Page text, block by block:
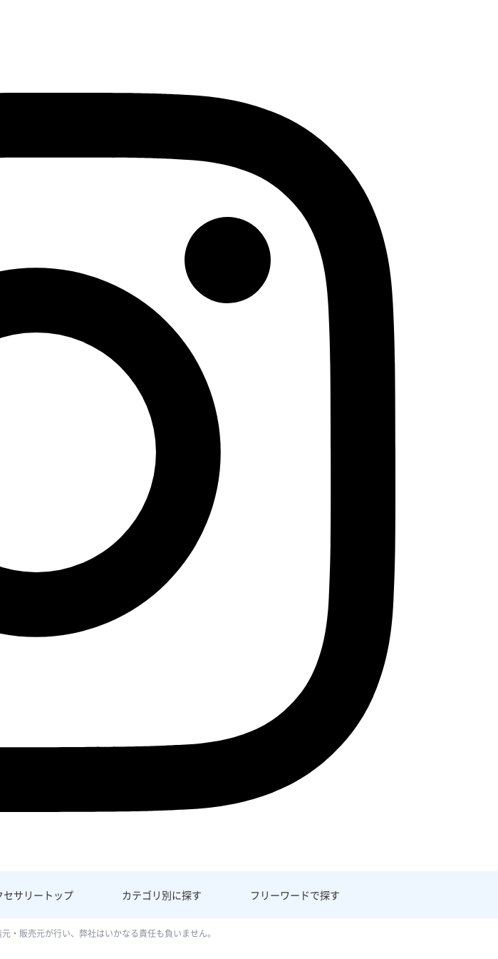
セサリー トップ カテゴリ別に探す フリーワードで探す
・販売元が行い、弊社はいかなる責任も負いません。